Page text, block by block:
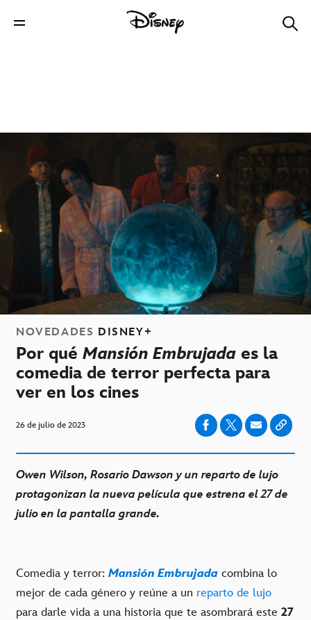
NOVEDADES DISNEY+
Por qué Mansión Embrujada es la
comedia de terror perfecta para
ver en los cines
26 de julio de 2023
Owen Wilson, Rosario Dawson y un reparto de lujo
protagonizan la nueva película que estrena el 27 de
julio en la pantalla grande.
Comedia y terror: Mansión Embrujada combina lo
mejor de cada género y reúne a un reparto de lujo
para darle vida a una historia que te asombrará este 27